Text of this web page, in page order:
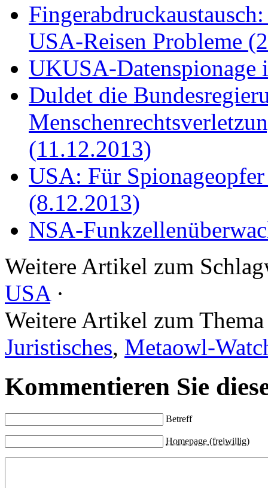
USA-Reisen Probleme
UKUSA-Datenspionage
Duldet die
(11.12.2013)
USA: Für
(8.12.2013)
NSA-
Weitere Artikel zum
USA ·
Weitere Artikel zum
Juristisches, Metaowl-
Kommentieren Sie
Betreff
Homepage (freiwillig)